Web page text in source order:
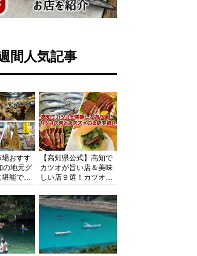
間人気記事
場おすす
の地元グ
能でき
【高知県公式】高知で
カツオが旨い店＆美味
しい店９選！カツオの
紹介